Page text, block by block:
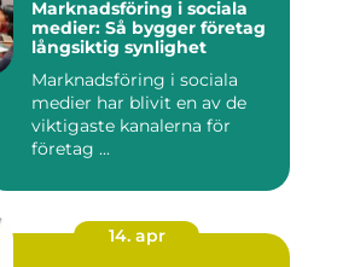
Marknadsföring i sociala
medier: Så bygger företag
långsiktig synlighet
Marknadsföring i sociala
medier har blivit en av de
viktigaste kanalerna för
företag ...
14. apr